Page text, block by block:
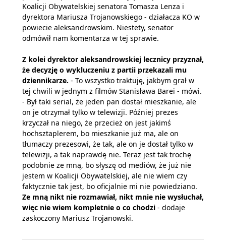
Koalicji Obywatelskiej senatora Tomasza Lenza i
dyrektora Mariusza Trojanowskiego - działacza KO w
powiecie aleksandrowskim. Niestety, senator
odmówił nam komentarza w tej sprawie.
Z kolei dyrektor aleksandrowskiej lecznicy przyznał,
że decyzję o wykluczeniu z partii przekazali mu
dziennikarze. - To wszystko traktuję, jakbym grał w
tej chwili w jednym z filmów Stanisława Barei - mówi.
- Był taki serial, że jeden pan dostał mieszkanie, ale
on je otrzymał tylko w telewizji. Później prezes
krzyczał na niego, że przecież on jest jakimś
hochsztaplerem, bo mieszkanie już ma, ale on
tłumaczy prezesowi, że tak, ale on je dostał tylko w
telewizji, a tak naprawdę nie. Teraz jest tak trochę
podobnie ze mną, bo słyszę od mediów, że już nie
jestem w Koalicji Obywatelskiej, ale nie wiem czy
faktycznie tak jest, bo oficjalnie mi nie powiedziano.
Ze mną nikt nie rozmawiał, nikt mnie nie wysłuchał,
więc nie wiem kompletnie o co chodzi - dodaje
zaskoczony Mariusz Trojanowski.